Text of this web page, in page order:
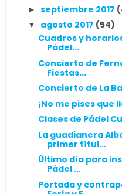
► septiembre 2017
▼ agosto 2017 (54)
Cuadros y
Pádel...
Concierto de
Fiestas...
Concierto de La
¡No me pises
Clases de Pádel
La guadianera
primer títul...
Último día para
Pádel ...
Portada y